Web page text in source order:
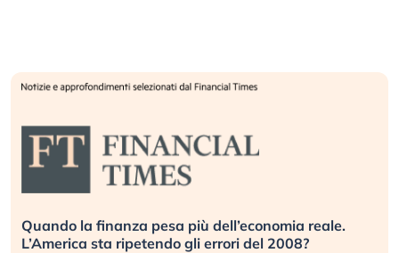
Quando la finanza pesa più dell’economia reale.
L’America sta ripetendo gli errori del 2008?